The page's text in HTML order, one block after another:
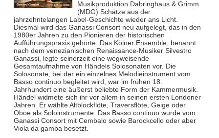
Musikproduktion Dabringhaus & Grimm
(MDG) Schätze aus der
jahrzehntelangen Label-Geschichte wieder ans Licht.
Diesmal wird das Ganassi Consort neu aufgelegt, das in den
1980er Jahren zu den Pionieren der historischen
Aufführungspraxis gehörte. Das Kölner Ensemble, benannt
nach dem venezianischen Renaissance-Musiker Silvestro
Ganassi, legte seinerzeit eine wegweisende
Gesamtaufnahme von Händels Solosonaten vor. Die
Solosonate, bei der ein einzelnes Melodieinstrument vom
Basso continuo begleitet wird, war im frühen 18.
Jahrhundert eine äußerst beliebte Form der Kammermusik.
Händel widmete sich ihr vor allem in seinen ersten Londoner
Jahren. Er wählte Altblockflöte, Traversflöte, Geige oder
Oboe als Soloinstrumente. Das Basso continuo wurde vom
Ganassi Consort mit Cembalo sowie Barockcello oder aber
Viola da gamba besetzt.